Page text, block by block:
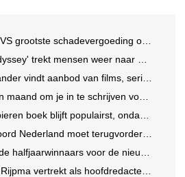
schadevergoeding ooit betalen: 567 miljoen dollar
trekt mensen weer naar de bioscoop
aanbod van films, series en sport vaak versnipperd
om je in te schrijven voor de Mercurs 2026
blijft populairst, ondanks digitale alternatieven
moet terugvordering betalen aan Commissariaat voor de Media
voor de nieuwe Ster Goede Loeki 2026
vertrekt als hoofdredacteur van het AD